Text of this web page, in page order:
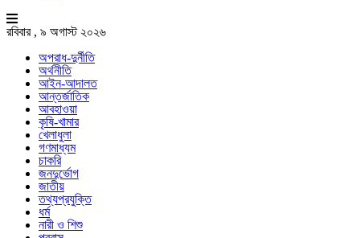
রবিবার , ৯ অগাস্ট ২০২৬
অপরাধ-দুর্নীতি
অর্থনীতি
আইন-আদালত
আন্তর্জাতিক
আবহাওয়া
কৃষি-খামার
খেলাধুলা
গণমাধ্যম
চাকরি
জনদুর্ভোগ
জাতীয়
তথ্যপ্রযুক্তি
ধর্ম
নারী ও শিশু